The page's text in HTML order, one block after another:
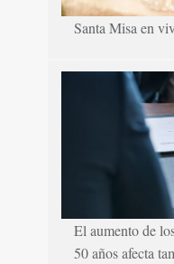
Santa Misa en
El aumento de
50 años afecta